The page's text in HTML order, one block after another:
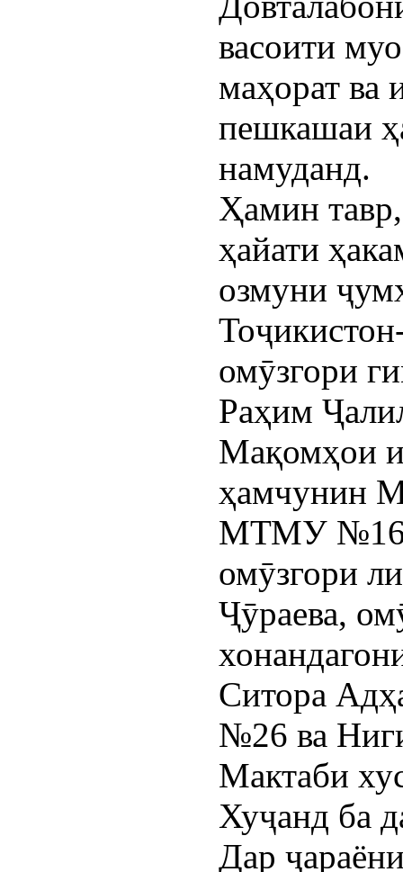
васоити
маҳорат ва
пешкашаи
намуданд.
Ҳамин
ҳайати
озмуни
омӯзгори
Раҳим
Мақомҳои
ҳамчунин
МТМУ №16,
омӯзгори
Ҷӯраева,
Ситора
№26 ва
Мактаби
Хуҷанд ба
Дар